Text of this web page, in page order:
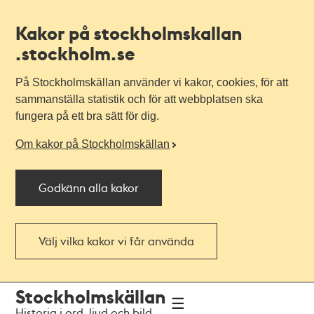
Kakor på stockholmskallan
.stockholm.se
På Stockholmskällan använder vi kakor, cookies, för att
sammanställa statistik och för att webbplatsen ska
fungera på ett bra sätt för dig.
Om kakor på Stockholmskällan
Godkänn alla kakor
Välj vilka kakor vi får använda
navigationen
huvudinnehållet
Stockholmskällan